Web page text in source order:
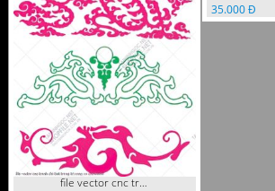
file vector cnc tranh chi tiet trang tri rong co cnc
35.000 Đ